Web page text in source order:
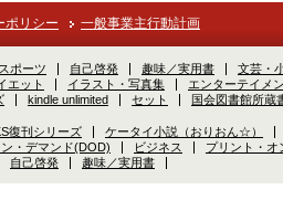
ポリシー 一般事業主行動計画
スポーツ 自己啓発 趣味／実用書 文芸・
エット イラスト・写真集 エンターテイメ
kindle unlimited セット 国会図書館所蔵
復刊シリーズ ケータイ小説（おりおん☆）
・デマンド(DOD)
ビジネス プリント・オ
自己啓発 趣味／実用書